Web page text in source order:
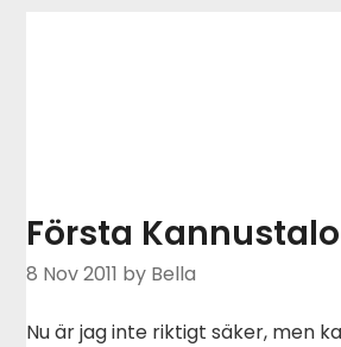
Första
8 Nov 2011 by Bella
Nu är jag inte riktigt säker, men